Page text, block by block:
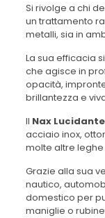
Si rivolge a chi
un trattamento
metalli, sia in
La sua efficacia
che agisce in
opacità,
brillantezza e
Il Nax
acciaio inox,
molte altre
Grazie alla sua
nautico,
domestico per
maniglie o